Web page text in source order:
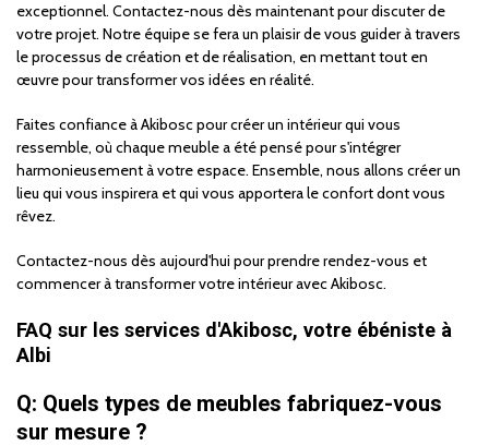
exceptionnel. Contactez-nous dès maintenant pour discuter de
votre projet. Notre équipe se fera un plaisir de vous guider à travers
le processus de création et de réalisation, en mettant tout en
œuvre pour transformer vos idées en réalité.
Faites confiance à Akibosc pour créer un intérieur qui vous
ressemble, où chaque meuble a été pensé pour s'intégrer
harmonieusement à votre espace. Ensemble, nous allons créer un
lieu qui vous inspirera et qui vous apportera le confort dont vous
rêvez.
Contactez-nous dès aujourd'hui pour prendre rendez-vous et
commencer à transformer votre intérieur avec Akibosc.
FAQ sur les services d'Akibosc, votre ébéniste à
Albi
Q: Quels types de meubles fabriquez-vous
sur mesure ?